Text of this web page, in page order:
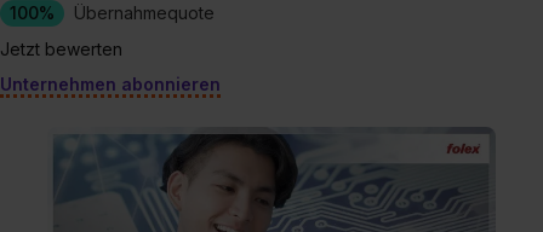
100%
Übernahmequote
Jetzt bewerten
Unternehmen abonnieren